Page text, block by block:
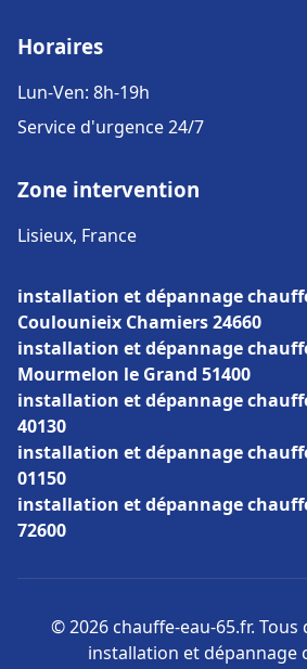
Horaires
Lun-Ven: 8h-19h
Service d'urgence 24/7
Zone intervention
Lisieux, France
installation et dépannage
Coulounieix Chamiers 24660
installation et dépannage
Mourmelon le Grand 51400
installation et dépannage
40130
installation et dépannage
01150
installation et dépannage
72600
© 2026 chauffe-eau-65.fr.
installation et dépannage